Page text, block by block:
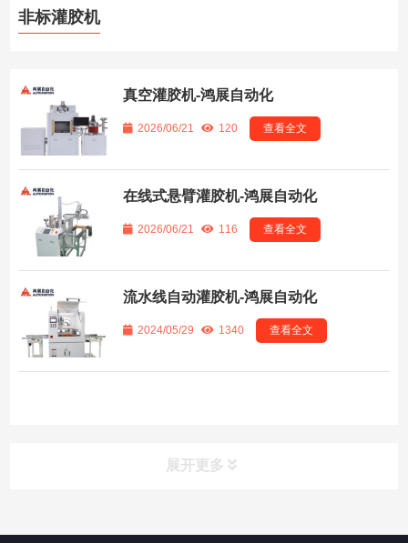
非标灌胶机
真空灌胶机-鸿展自动化
2026/06/21 120 查看全文
在线式悬臂灌胶机-鸿展自动化
2026/06/21 116 查看全文
流水线自动灌胶机-鸿展自动化
2024/05/29 1340 查看全文
展开更多